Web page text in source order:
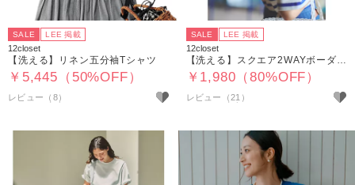
SALE LEE 掲載
12closet
【洗える】リネン五分袖Tシャツ
￥5,445（50%OFF）
レビュー（8）
SALE LEE 掲載
12closet
￥1,980（80%OFF）
レビュー（21）